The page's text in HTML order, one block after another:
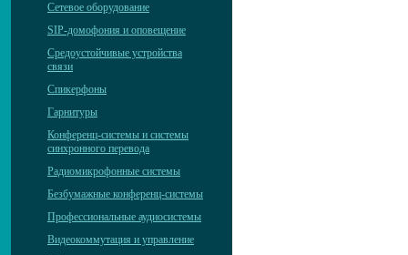
Сетевое оборудование
SIP-домофония и оповещение
Средоустойчивые устройства
связи
Спикерфоны
Гарнитуры
Конференц-системы и системы
синхронного перевода
Радиомикрофонные системы
Безбумажные конференц-системы
Профессиональные аудиосистемы
Видеокоммутация и управление